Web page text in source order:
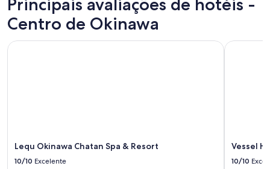
Principais avaliações de hotéis -
Centro de Okinawa
Lequ Okinawa Chatan Spa & Resort
10/10 Excelente
Lequ Okinawa Chatan Spa & Resort
Vessel
10/10
Vessel